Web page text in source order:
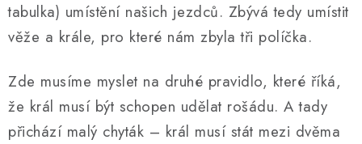
tabulka) umístění našich jezdců. Zbývá tedy umístit
věže a krále, pro které nám zbyla tři políčka.
Zde musíme myslet na druhé pravidlo, které říká,
že král musí být schopen udělat rošádu. A tady
přichází malý chyták – král musí stát mezi dvěma